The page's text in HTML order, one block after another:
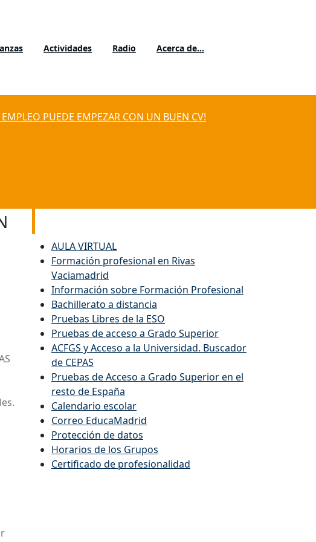
Actividades Radio
Acerca de…
PUEDE EMPEZAR CON UN BUEN CV!
AULA VIRTUAL
Formación profesional en Rivas
Vaciamadrid
Información sobre Formación Profesional
Bachillerato a distancia
Pruebas Libres de la ESO
Pruebas de acceso a Grado Superior
ACFGS y Acceso a la Universidad. Buscador
de CEPAS
Pruebas de Acceso a Grado Superior en el
resto de España
Calendario escolar
Correo EducaMadrid
Protección de datos
Horarios de los Grupos
Certificado de profesionalidad